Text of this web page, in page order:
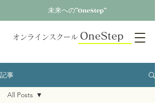
未来への”OneStep”
オンラインスクール OneStep
記事
All Posts